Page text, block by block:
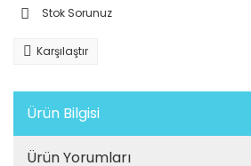
Stok Sorunuz
Karşılaştır
Ürün Bilgisi
Ürün Yorumları